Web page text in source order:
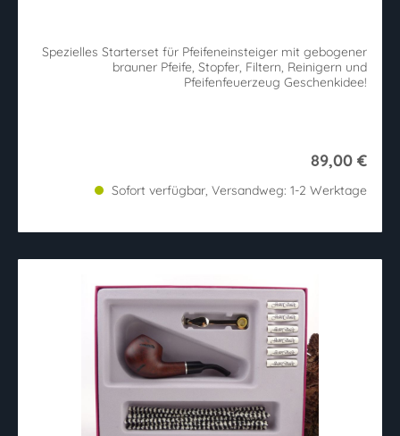
Spezielles Starterset für Pfeifeneinsteiger mit gebogener
brauner Pfeife, Stopfer, Filtern, Reinigern und
Pfeifenfeuerzeug Geschenkidee!
89,00 €
Sofort verfügbar, Versandweg: 1-2 Werktage